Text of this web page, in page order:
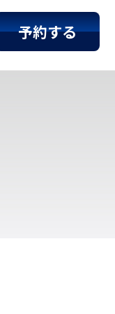
予約する